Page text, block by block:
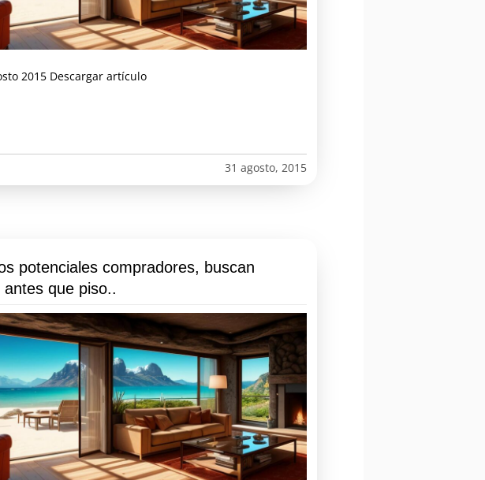
2015 Descargar artículo
31 agosto, 2015
potenciales compradores, buscan
que piso..